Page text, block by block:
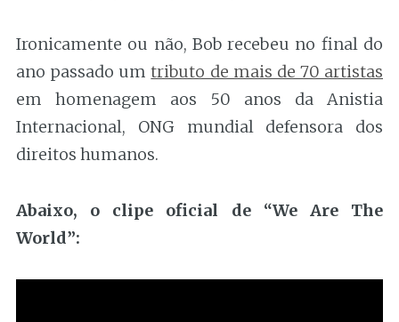
Ironicamente ou não, Bob recebeu no final do
ano passado umtributo de mais de 70 artistas
em homenagem aos 50 anos da Anistia
Internacional, ONG mundial defensora dos
direitos humanos.
Abaixo, o clipe oficial de “We Are The
World”: